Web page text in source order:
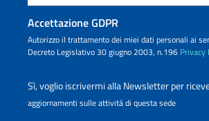
Accettazione GDPR
Autorizzo il trattamento dei miei dati personali ai
Decreto Legislativo 30 giugno 2003, n.196 Privacy
Sì, voglio iscrivermi alla Newsletter per
aggiornamenti sulle attività di questa sede